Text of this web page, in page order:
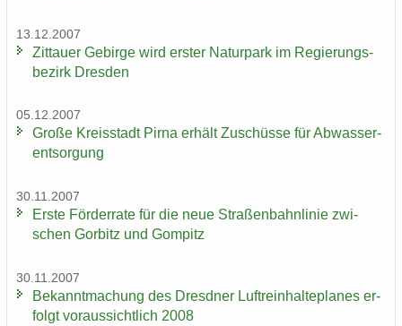
13.12.2007
Zit­tau­er Ge­bir­ge wird ers­ter Na­tur­park im Re­gie­rungs­
be­zirk Dres­den
05.12.2007
Große Kreis­stadt Pirna er­hält Zu­schüs­se für Ab­was­ser­
ent­sor­gung
30.11.2007
Erste För­der­ra­te für die neue Stra­ßen­bahn­li­nie zwi­
schen Gor­bitz und Gom­pitz
30.11.2007
Be­kannt­ma­chung des Dresd­ner Luft­rein­hal­te­pla­nes er­
folgt vor­aus­sicht­lich 2008